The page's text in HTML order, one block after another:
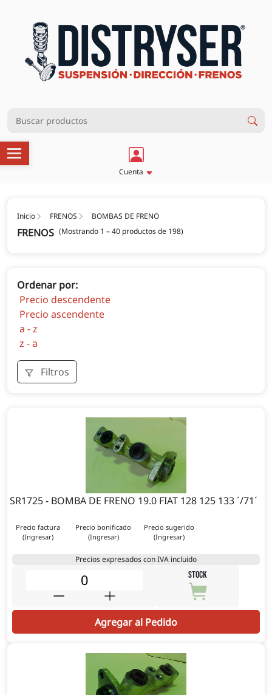
Cuenta
Inicio FRENOS BOMBAS DE FRENO
FRENOS (Mostrando 1 – 40 productos de 198)
Ordenar por:
Precio descendente
Precio ascendente
a - z
z - a
Filtros
SR1725 - BOMBA DE FRENO 19.0 FIAT 128 125 133 ´/71´
Precio factura
(Ingresar)
Precio bonificado
(Ingresar)
Precio sugerido
(Ingresar)
Precios expresados con IVA incluido
STOCK
Agregar al Pedido